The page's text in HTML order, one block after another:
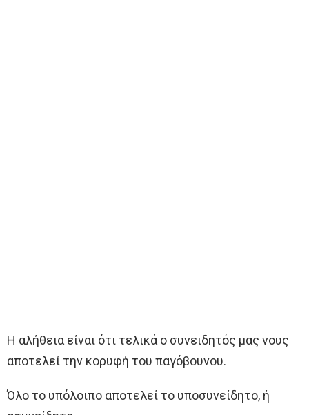
Η αλήθεια είναι ότι τελικά ο συνειδητός μας νους
αποτελεί την κορυφή του παγόβουνου.
Όλο το υπόλοιπο αποτελεί το υποσυνείδητο, ή